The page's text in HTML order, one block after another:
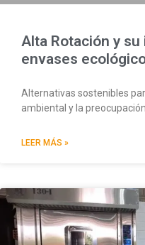
Alta Rotación y
envases
Alternativas sostenibles
ambiental y la
LEER MÁS »